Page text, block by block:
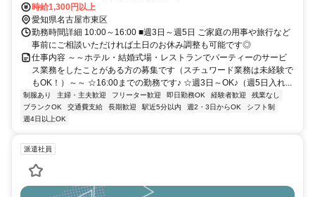
時給1,300円以上
愛知県名古屋市東区
勤務時間詳細 10:00～16:00 ■週3日～週5日 ご家庭の用事や旅行など
事前にご相談いただければ土日のお休み調整も可能です◎
仕事内容 ～～ホテル・結婚式場・レストランでパーティーのサービ
ス業務をしたことがある方の募集です（スチュワード業務は未経験で
もOK！）～～ ☆16:00までの勤務です♪ ☆週3日～OK♪（週5日入れ...
制服あり 主婦・主夫歓迎 フリーター歓迎 即日勤務OK 経験者歓迎
残業なし
ブランクOK
交通費支給 長期歓迎 駅近5分以内 週2・3日からOK
シフト制
週4日以上OK
派遣社員